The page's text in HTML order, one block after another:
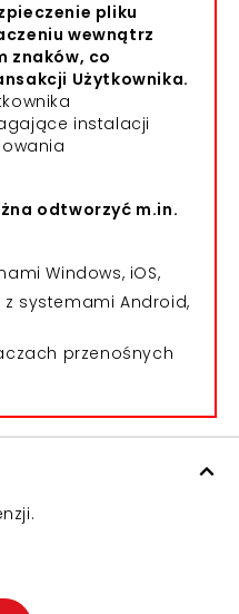
pliku
wewnątrz
znaków, co
Użytkownika.
instalacji
odtworzyć m.in.
Windows, iOS,
systemami Android,
przenośnych